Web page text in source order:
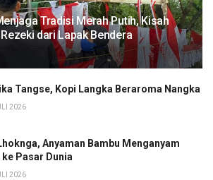
Tradisi Merah Putih, Kisah
dari Lapak Bendera
Tangse, Kopi Langka Beraroma Nangka
2026
Anyaman Bambu Menganyam
Pasar Dunia
2026